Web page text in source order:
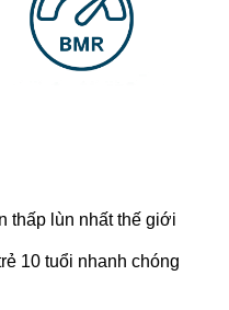
thấp lùn nhất thế giới
10 tuổi nhanh chóng